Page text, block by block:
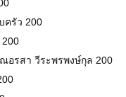
ครัว 200
รสา วีระพรพงษ์กุล 200